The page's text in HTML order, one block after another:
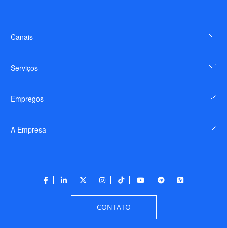
Canais
Serviços
Empregos
A Empresa
CONTATO